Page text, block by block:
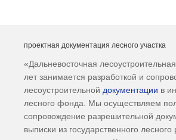
проектная документация лесного участка
«Дальневосточная
лет занимается разработкой и
лесоустроительной документации в
лесного фонда. Мы осуществляем
сопровождение разрешительной
выписки из государственного